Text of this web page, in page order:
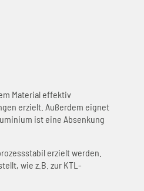
Material effektiv
erzielt. Außerdem eignet
ist eine Absenkung
erzielt werden.
wie z.B. zur KTL-